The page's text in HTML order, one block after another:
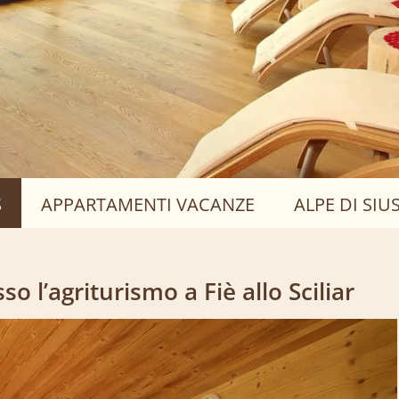
APPARTAMENTI VACANZE ALPE DI
l’agriturismo a Fiè allo Sciliar